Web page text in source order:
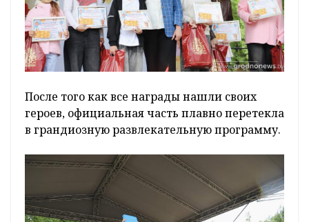
После того как все награды нашли своих
героев, официальная часть плавно перетекла
в грандиозную развлекательную программу.